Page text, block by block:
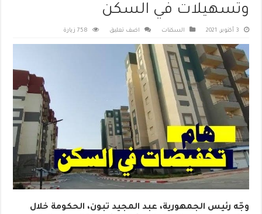
وتسهيلات في السكن
3 أكتوبر، 2021 السكنات اضف تعليق 758 زيارة
وجّه رئيس الجمهورية، عبد المجيد تبون، الحكومة خلال